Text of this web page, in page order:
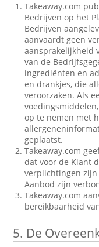
Takeaway.com
Bedrijven op het
Bedrijven
aanvaardt geen
aansprakelijkheid
van de
ingrediënten en
en drankjes, die
veroorzaken. Als
op te nemen met
geplaatst.
Takeaway.com
dat voor de Klant
verplichtingen
Aanbod zijn
Takeaway.com
bereikbaarheid
5. De